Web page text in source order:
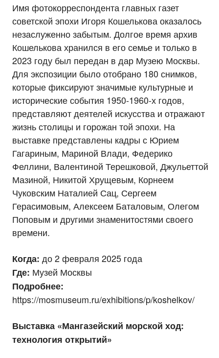
Имя фотокорреспондента главных газет
советской эпохи Игоря Кошелькова оказалось
незаслуженно забытым. Долгое время архив
Кошелькова хранился в его семье и только в
2023 году был передан в дар Музею Москвы.
Для экспозиции было отобрано 180 снимков,
которые фиксируют значимые культурные и
исторические события 1950-1960-х годов,
представляют деятелей искусства и отражают
жизнь столицы и горожан той эпохи. На
выставке представлены кадры с Юрием
Гагариным, Мариной Влади, Федерико
Феллини, Валентиной Терешковой, Джульеттой
Мазиной, Никитой Хрущевым, Корнеем
Чуковским Наталией Сац, Сергеем
Герасимовым, Алексеем Баталовым, Олегом
Поповым и другими знаменитостями своего
времени.
Когда: до 2 февраля 2025 года
Где: Музей Москвы
Подробнее:
https://mosmuseum.ru/exhibitions/p/koshelkov/
Выставка «Мангазейский морской ход:
технология открытий»